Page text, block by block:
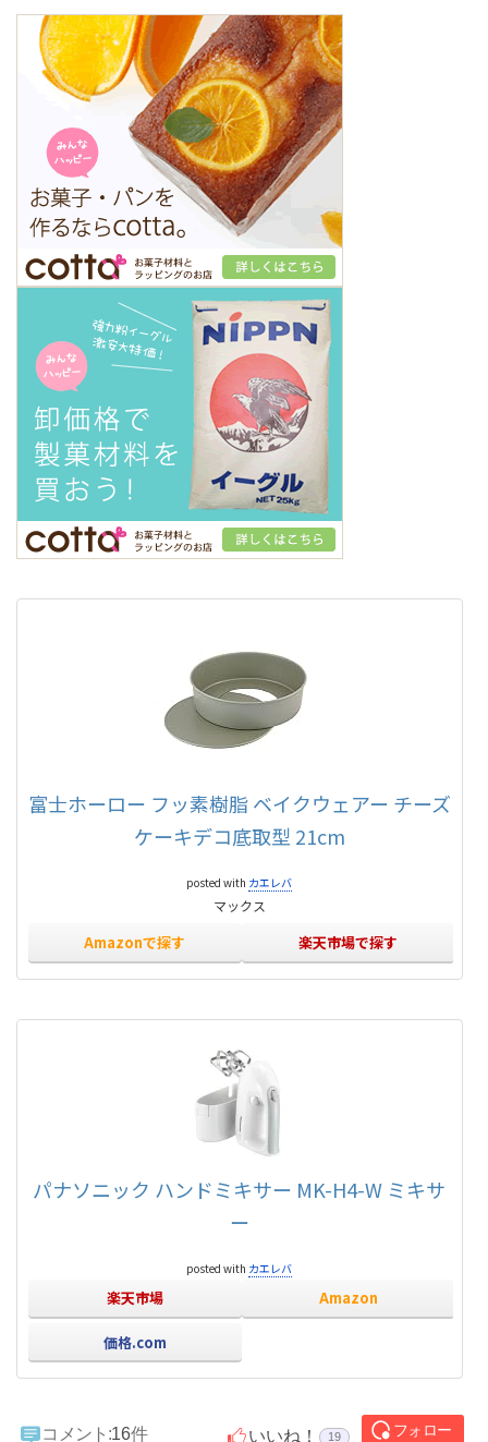
2個 砂糖 80～90g ビスケット 敷き詰め
る分だけ（今回は2層：底と中間部分） ☆コーヒー（...
富士ホーロー フッ素樹脂 ベイクウェアー チーズ
ケーキデコ底取型 21cm
posted with カエレバ
マックス
Amazonで探す 楽天市場で探す
パナソニック ハンドミキサー MK-H4-W ミキサ
ー
posted with カエレバ
楽天市場 Amazon
価格.com